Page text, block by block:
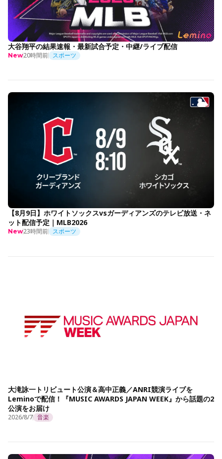
大谷翔平の結果速報・最新試合予定・中継/ライブ配信
New20時間前 スポーツ
【8月9日】ホワイトソックスvsガーディアンズのテレビ放送・ネ
ット配信予定｜MLB2026
New23時間前 スポーツ
大滝詠一トリビュート公演＆高中正義／ANRI競演ライブを
Leminoで配信！『MUSIC AWARDS JAPAN WEEK』から話題の2
公演をお届け
2026/8/7 音楽